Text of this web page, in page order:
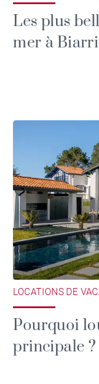
Les plus
mer à
LOCATIONS DE
Pourquoi
principale ?